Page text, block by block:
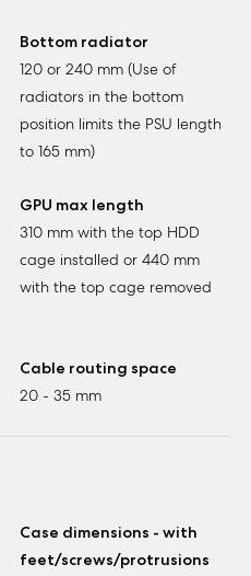
Bottom radiator
120 or 240 mm (Use of
radiators in the bottom
position limits the PSU length
to 165 mm)
GPU max length
310 mm with the top HDD
cage installed or 440 mm
with the top cage removed
Cable routing space
20 - 35 mm
Case dimensions - with
feet/screws/protrusions